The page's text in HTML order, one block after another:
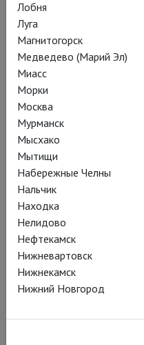
обучения и дисциплины?»
Между тем, Имелда
разнообразие выбора у
хорошо.
Детали можно узнать здесь:
фильм ждём онлайн летом
Имелда Стонтон, между
летом в блестящей
Вулф?»:http://
Лобня
Луга
Магнитогорск
Медведево (Марий Эл)
Миасс
Морки
Москва
Мурманск
Мысхако
Мытищи
Набережные Челны
Нальчик
Находка
Нелидово
Нефтекамск
Нижневартовск
Нижнекамск
Нижний Новгород